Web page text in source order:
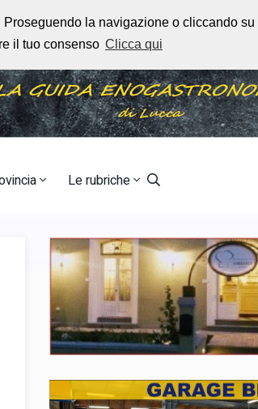
la navigazione o cliccando su
il tuo consenso Clicca qui
Nostalgia Sabato, 8 Agosto, 2026
Le rubriche